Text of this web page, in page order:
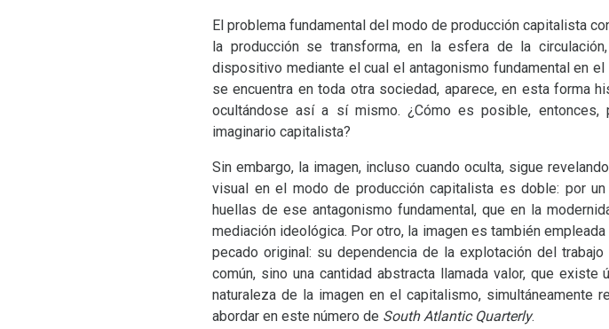
El problema fundamental del modo de producción capitalista
la producción se transforma, en la esfera de la
dispositivo mediante el cual el antagonismo fundamental en
se encuentra en toda otra sociedad, aparece, en esta forma
ocultándose así a sí mismo. ¿Cómo es posible,
imaginario capitalista?
Sin embargo, la imagen, incluso cuando oculta, sigue
visual en el modo de producción capitalista es doble: por
huellas de ese antagonismo fundamental, que en la
mediación ideológica. Por otro, la imagen es también
pecado original: su dependencia de la explotación del
común, sino una cantidad abstracta llamada valor, que
naturaleza de la imagen en el capitalismo, simultáneamente
abordar en este número de South Atlantic Quarterly.